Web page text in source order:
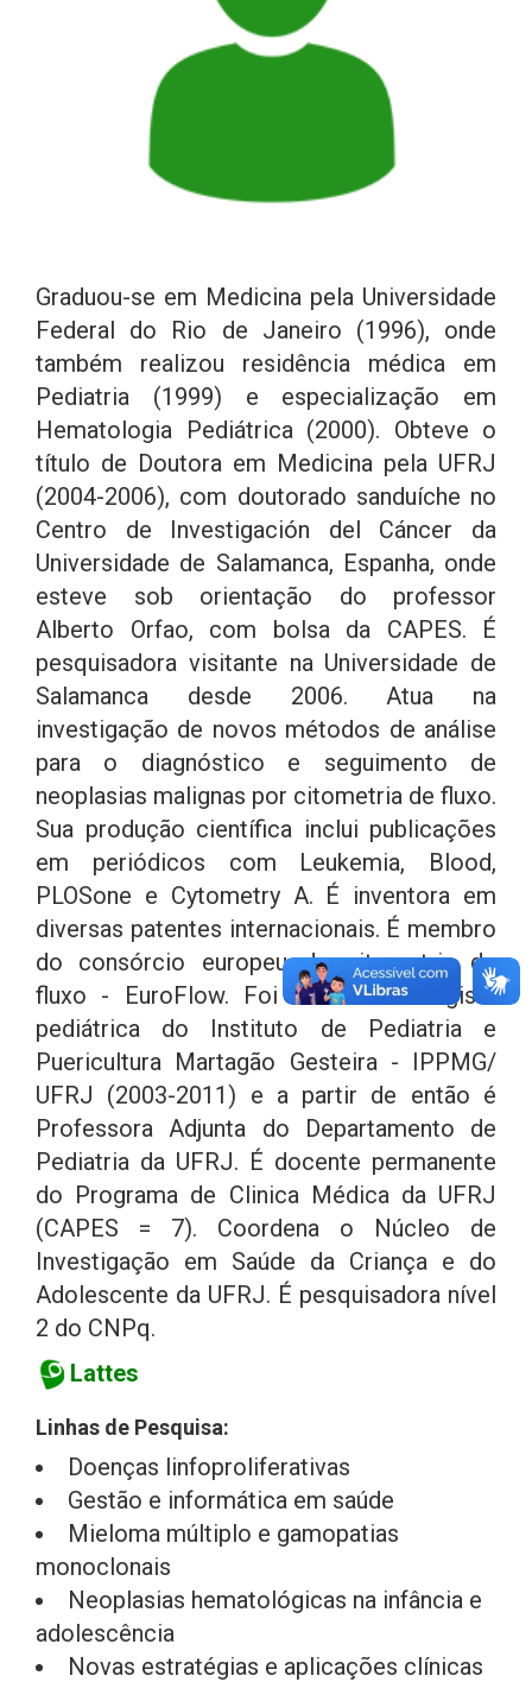
Graduou-se em Medicina pela Universidade
Federal do Rio de Janeiro (1996), onde
também realizou residência médica em
Pediatria (1999) e especialização em
Hematologia Pediátrica (2000). Obteve o
título de Doutora em Medicina pela UFRJ
(2004-2006), com doutorado sanduíche no
Centro de Investigación del Cáncer da
Universidade de Salamanca, Espanha, onde
esteve sob orientação do professor
Alberto Orfao, com bolsa da CAPES. É
pesquisadora visitante na Universidade de
Salamanca desde 2006. Atua na
investigação de novos métodos de análise
para o diagnóstico e seguimento de
neoplasias malignas por citometria de fluxo.
Sua produção científica inclui publicações
em periódicos com Leukemia, Blood,
PLOSone e Cytometry A. É inventora em
diversas patentes internacionais. É membro
do consórcio europeu de citometria de
fluxo - EuroFlow. Foi oncohematologista
pediátrica do Instituto de Pediatria e
Puericultura Martagão Gesteira - IPPMG/
UFRJ (2003-2011) e a partir de então é
Professora Adjunta do Departamento de
Pediatria da UFRJ. É docente permanente
do Programa de Clinica Médica da UFRJ
(CAPES = 7). Coordena o Núcleo de
Investigação em Saúde da Criança e do
Adolescente da UFRJ. É pesquisadora nível
2 do CNPq.
Lattes
Linhas de Pesquisa:
Doenças linfoproliferativas
Gestão e informática em saúde
Mieloma múltiplo e gamopatias
monoclonais
Neoplasias hematológicas na infância e
adolescência
Novas estratégias e aplicações clínicas